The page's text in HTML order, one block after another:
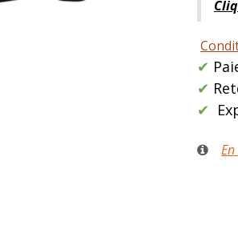
✔
✔
✔